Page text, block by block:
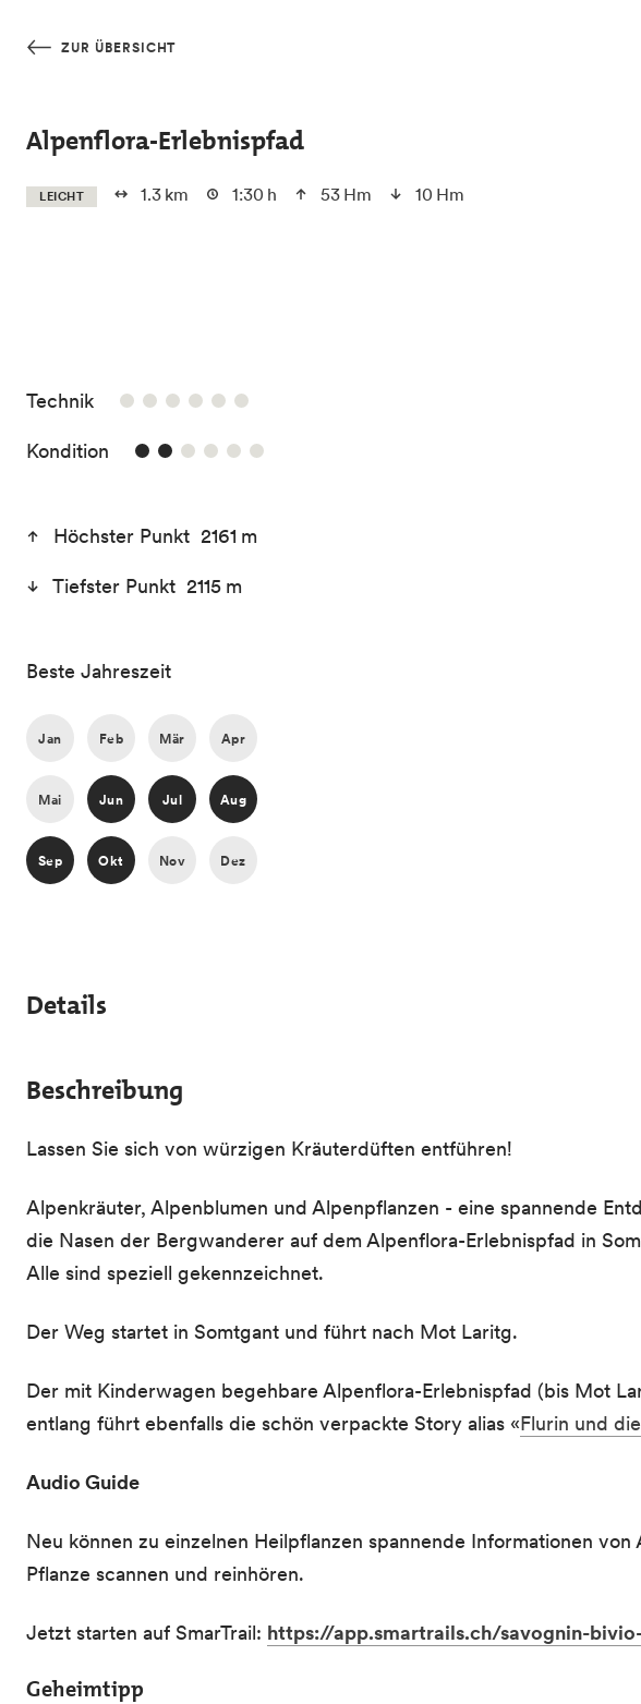
ZUR ÜBERSICHT
Alpenflora-Erlebnispfad
LEICHT 1.3 km 1:30 h 53 Hm 10 Hm
Technik/6
Kondition 2/6
Höchster Punkt 2161 m
Tiefster Punkt 2115 m
Beste Jahreszeit
Jan Feb Mär Apr
Mai Jun Jul Aug
Sep Okt Nov Dez
Details
Beschreibung
Lassen Sie sich von würzigen Kräuterdüften entführen!
Alpenkräuter, Alpenblumen und Alpenpflanzen - eine spannende
die Nasen der Bergwanderer auf dem Alpenflora-Erlebnispfad in
Alle sind speziell gekennzeichnet.
Der Weg startet in Somtgant und führt nach Mot Laritg.
Der mit Kinderwagen begehbare Alpenflora-Erlebnispfad (bis Mot
entlang führt ebenfalls die schön verpackte Story alias «Flurin und
Audio Guide
Neu können zu einzelnen Heilpflanzen spannende Informationen
Pflanze scannen und reinhören.
Jetzt starten auf SmarTrail: https://app.smartrails.ch/savognin-
Geheimtipp